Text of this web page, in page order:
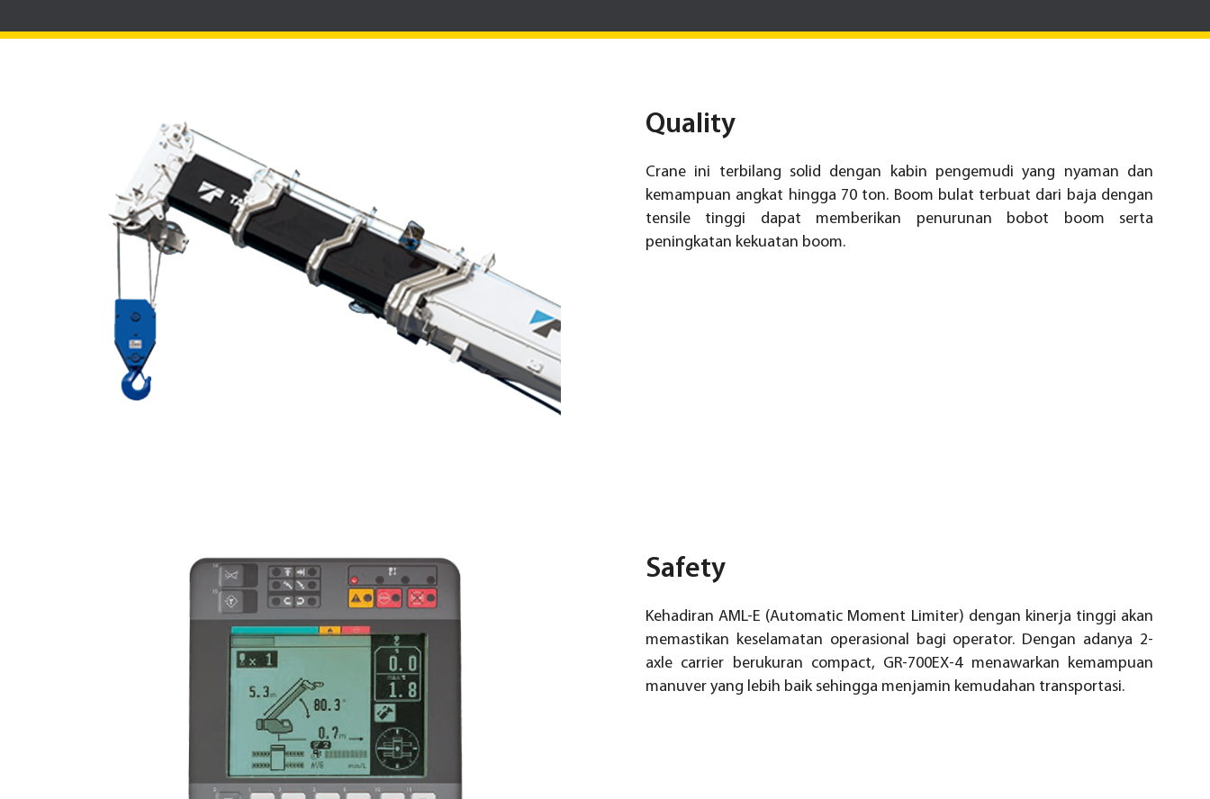
Quality
Crane ini terbilang solid dengan kabin pengemudi yang nyaman dan
kemampuan angkat hingga 70 ton. Boom bulat terbuat dari baja dengan
tensile tinggi dapat memberikan penurunan bobot boom serta
peningkatan kekuatan boom.
Safety
Kehadiran AML-E (Automatic Moment Limiter) dengan kinerja tinggi akan
memastikan keselamatan operasional bagi operator. Dengan adanya 2-
axle carrier berukuran compact, GR-700EX-4 menawarkan kemampuan
manuver yang lebih baik sehingga menjamin kemudahan transportasi.